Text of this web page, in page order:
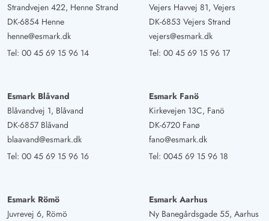
Strandvejen 422, Henne Strand
DK-6854 Henne
henne@esmark.dk
Tel: 00 45 69 15 96 14
Vejers Havvej 81, Vejers
DK-6853 Vejers Strand
vejers@esmark.dk
Tel: 00 45 69 15 96 17
Esmark Blåvand
Blåvandvej 1, Blåvand
DK-6857 Blåvand
blaavand@esmark.dk
Tel: 00 45 69 15 96 16
Esmark Fanö
Kirkevejen 13C, Fanö
DK-6720 Fanø
fano@esmark.dk
Tel: 0045 69 15 96 18
Esmark Römö
Juvrevej 6, Römö
Esmark Aarhus
Ny Banegårdsgade 55, Aarhus